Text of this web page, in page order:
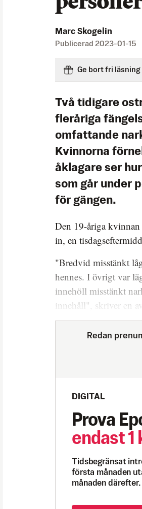
Marc Skogelin
Publicerad 2023-01-15
Ge bort fri läsning
Två tidigare
fleråriga
omfattande
Kvinnorna
åklagare ser
som går under
för gängen.
Den 19-åriga
in, en
"Bredvid misstänkt
hennes. I övrigt var
innehöll misstänkt
innehåll", skriver en
Redan
DIGITAL
Prova
endast 1
Tidsbegränsat
första månaden
månaden